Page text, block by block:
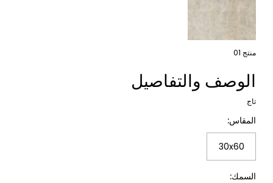
منتج 01
الوصف والتفاصيل
تاج
المقاس:
30x60
السمك: